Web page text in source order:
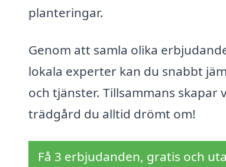
planteringar.
Genom att samla olika
lokala experter kan du snabbt
och tjänster. Tillsammans skapar
trädgård du alltid drömt om!
Få 3 erbjudanden, gratis och